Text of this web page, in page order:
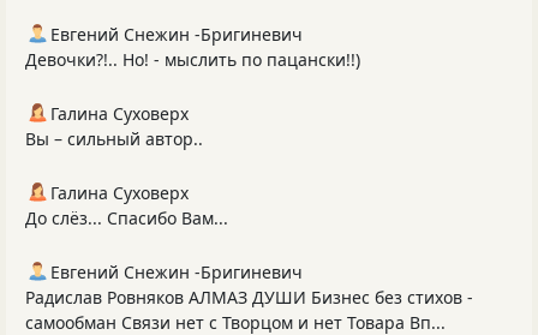
Евгений Снежин -Бригиневич
Девочки?!.. Но! - мыслить по пацански!!)
Галина Суховерх
Вы – сильный автор..
Галина Суховерх
До слёз... Спасибо Вам...
Евгений Снежин -Бригиневич
Радислав Ровняков АЛМАЗ ДУШИ Бизнес без стихов -
самообман Связи нет с Творцом и нет Товара Вп...